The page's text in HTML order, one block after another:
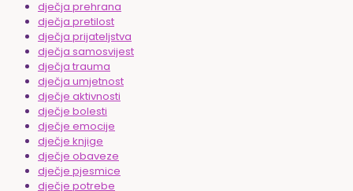
dječja prehrana
dječja pretilost
dječja prijateljstva
dječja samosvijest
dječja trauma
dječja umjetnost
dječje aktivnosti
dječje bolesti
dječje emocije
dječje knjige
dječje obaveze
dječje pjesmice
dječje potrebe